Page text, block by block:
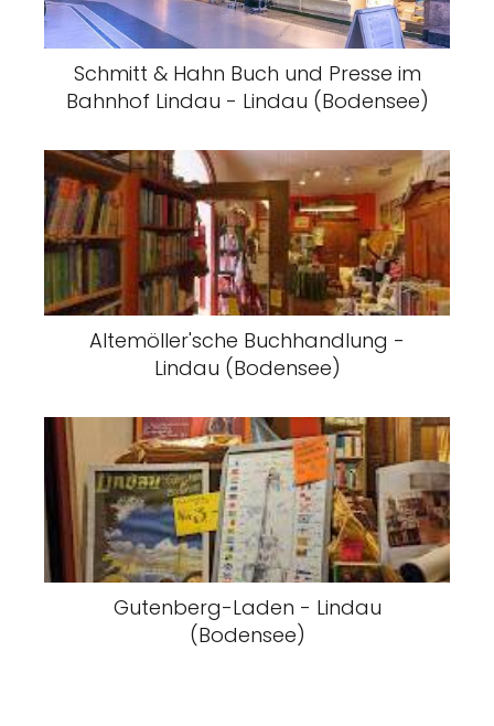
Schmitt & Hahn Buch und Presse im
Bahnhof Lindau - Lindau (Bodensee)
Altemöller'sche Buchhandlung -
Lindau (Bodensee)
Gutenberg-Laden - Lindau
(Bodensee)